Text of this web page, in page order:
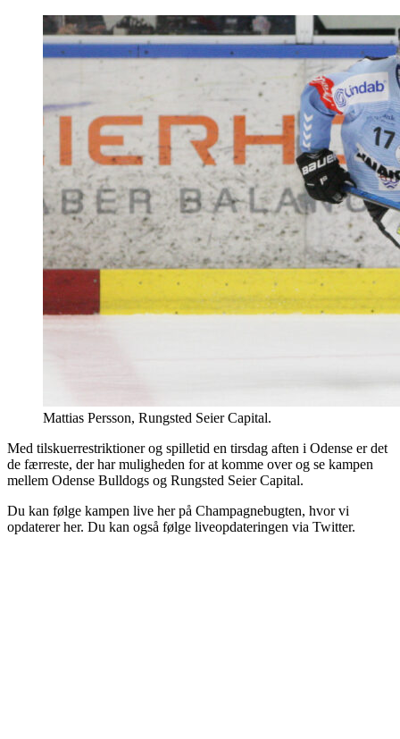
Mattias Persson, Rungsted Seier Capital.
Med tilskuerrestriktioner og spilletid en tirsdag aften i Odense er det
de færreste, der har muligheden for at komme over og se kampen
mellem Odense Bulldogs og Rungsted Seier Capital.
Du kan følge kampen live her på Champagnebugten, hvor vi
opdaterer her. Du kan også følge liveopdateringen via Twitter.